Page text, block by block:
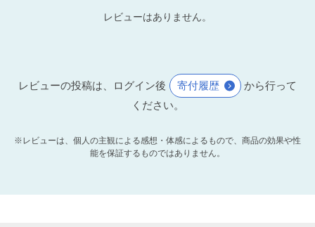
レビューはありません。
レビューの投稿は、ログイン後 寄付履歴
から行って
ください。
※レビューは、個人の主観による感想・体感によるもので、商品の効果や性
能を保証するものではありません。